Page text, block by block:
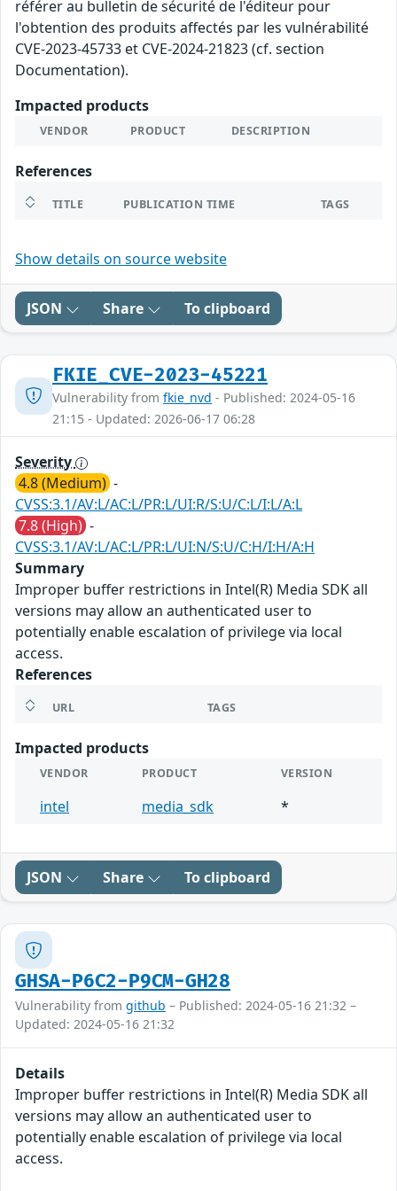
référer au bulletin de sécurité de l'éditeur pour
l'obtention des produits affectés par les vulnérabilité
CVE-2023-45733 et CVE-2024-21823 (cf. section
Documentation).
Impacted products
VENDOR PRODUCT DESCRIPTION
References
TITLE PUBLICATION TIME TAGS
Show details on source website
JSON Share To clipboard
FKIE_CVE-2023-45221
Vulnerability from fkie_nvd - Published: 2024-05-16
21:15 - Updated: 2026-06-17 06:28
Severity
4.8 (Medium) -
CVSS:3.1/AV:L/AC:L/PR:L/UI:R/S:U/C:L/I:L/A:L
7.8 (High) -
CVSS:3.1/AV:L/AC:L/PR:L/UI:N/S:U/C:H/I:H/A:H
Summary
Improper buffer restrictions in Intel(R) Media SDK all
versions may allow an authenticated user to
potentially enable escalation of privilege via local
access.
References
URL TAGS
Impacted products
VENDOR PRODUCT VERSION
intel media_sdk *
JSON Share To clipboard
GHSA-P6C2-P9CM-GH28
Vulnerability from github – Published: 2024-05-16 21:32 –
Updated: 2024-05-16 21:32
Details
Improper buffer restrictions in Intel(R) Media SDK all
versions may allow an authenticated user to
potentially enable escalation of privilege via local
access.